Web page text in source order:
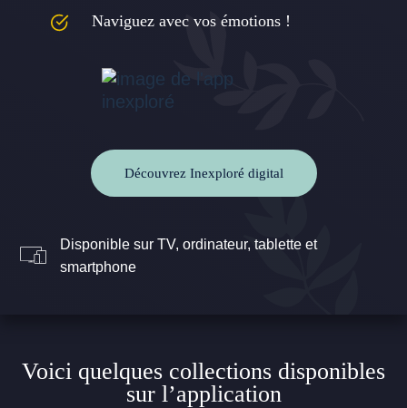
Naviguez avec vos émotions !
Découvrez Inexploré digital
Disponible sur TV, ordinateur, tablette et
smartphone
Voici quelques collections disponibles
sur l’application